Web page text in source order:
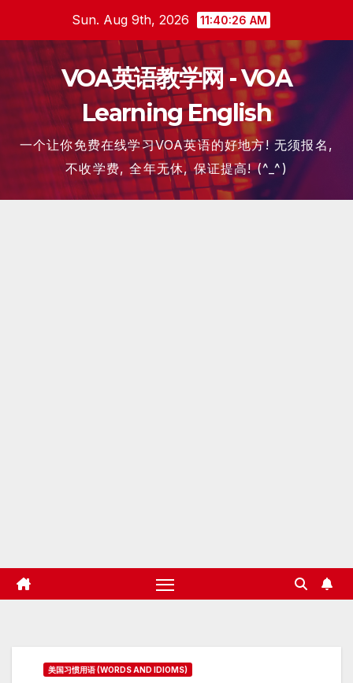
content
Sun. Aug 9th, 2026 11:40:27 AM
VOA英语教学网 - VOA
Learning English
一个让你免费在线学习VOA英语的好地方! 无须报名,
不收学费, 全年无休, 保证提高! (^_^)
美国习惯用语 (WORDS AND IDIOMS)